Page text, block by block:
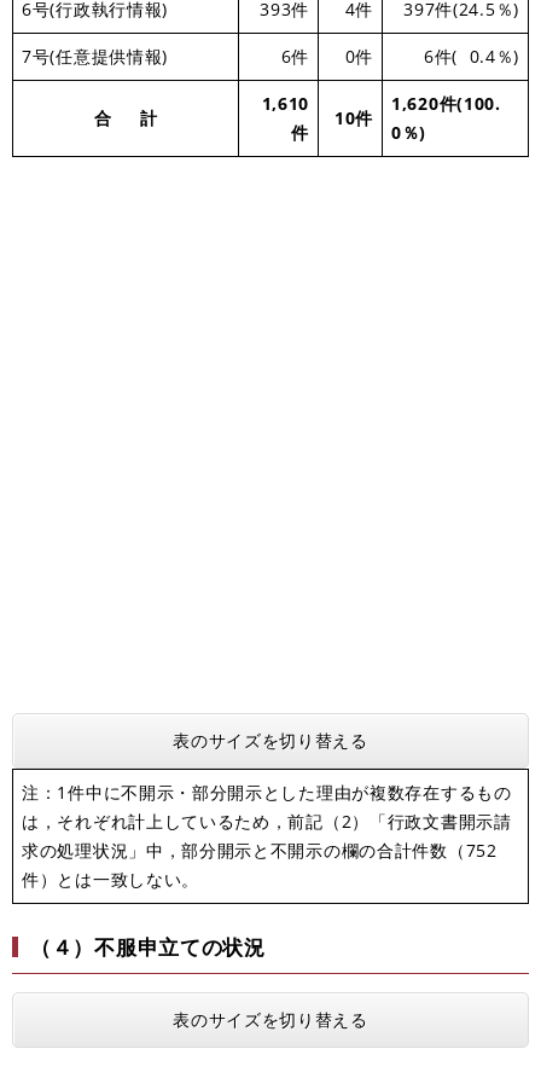
6号(行政執行情報) 393件 4件 397件(24.5％)
7号(任意提供情報) 6件 0件 6件( 0.4％)
合 計
1,610
件
10件
1,620件(100.
0％)
表のサイズを切り替える
注：1件中に不開示・部分開示とした理由が複数存在するもの
は，それぞれ計上しているため，前記（2）「行政文書開示請
求の処理状況」中，部分開示と不開示の欄の合計件数 （752
件） とは一致しない。
（４）不服申立ての状況
表のサイズを切り替える